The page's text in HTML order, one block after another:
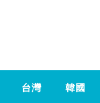
台灣 韓國